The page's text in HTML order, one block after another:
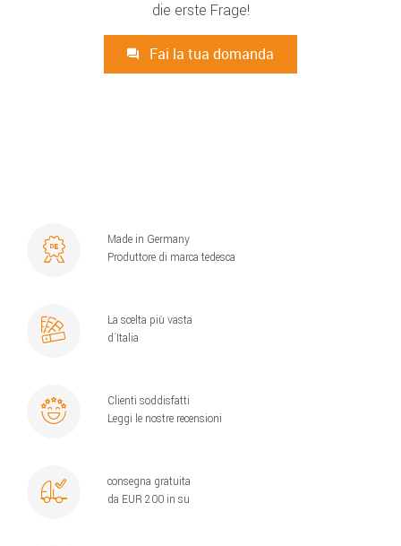
die erste Frage!
Fai la tua domanda
Made in Germany
Produttore di marca tedesca
La scelta più vasta
d´Italia
Clienti soddisfatti
Leggi le nostre recensioni
consegna gratuita
da EUR 200 in su